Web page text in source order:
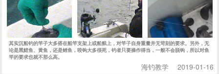
其实沉船钓的竿子大多搭在船竿支架上或船舷上，对竿子自身重量并无苛刻的要求。另外，无
论是黑鮶鱼、黄鱼，还是鳕鱼，咬钩大多很死，钓者只要操作得当，一般不会脱钩，所以对鱼
竿的要求也就不那么高。
海钓教学 2019-01-16